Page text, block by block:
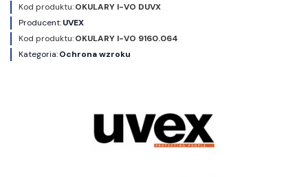
Kod produktu:OKULARY I-VO DUVX
Producent:UVEX
Kod produktu:OKULARY I-VO 9160.064
Kategoria:Ochrona wzroku